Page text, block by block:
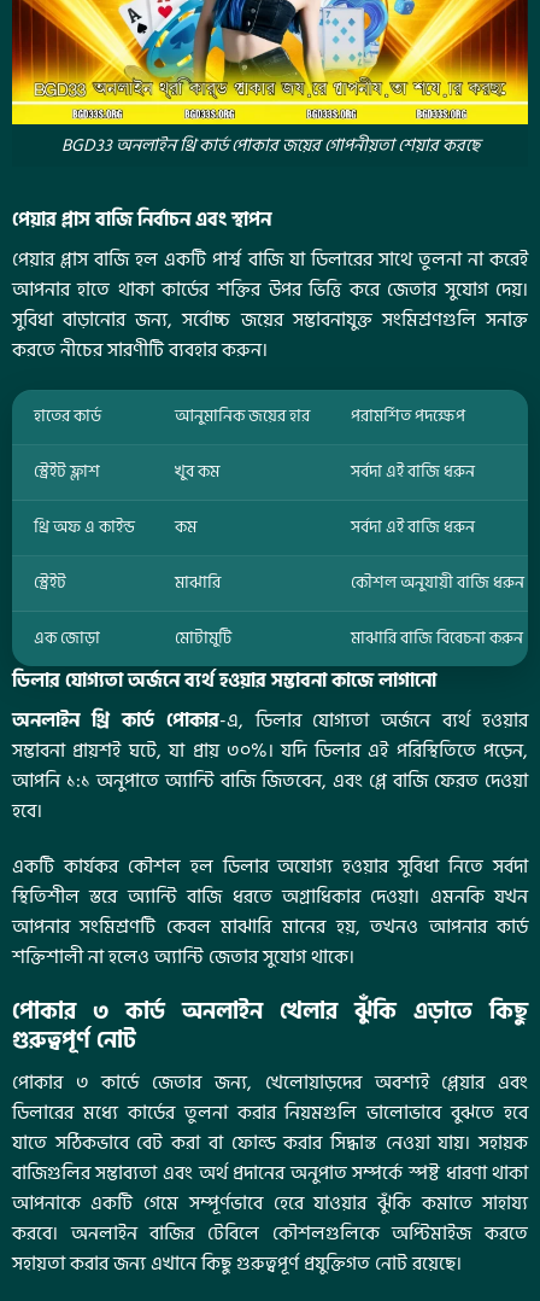
BGD33 অনলাইন থ্রি কার্ড পোকার জয়ের গোপনীয়তা শেয়ার করছে
পেয়ার প্লাস বাজি নির্বাচন এবং স্থাপন
পেয়ার প্লাস বাজি হল একটি পার্শ্ব বাজি যা ডিলারের সাথে তুলনা না করেই
আপনার হাতে থাকা কার্ডের শক্তির উপর ভিত্তি করে জেতার সুযোগ দেয়।
সুবিধা বাড়ানোর জন্য, সর্বোচ্চ জয়ের সম্ভাবনাযুক্ত সংমিশ্রণগুলি সনাক্ত
করতে নীচের সারণীটি ব্যবহার করুন।
হাতের কার্ড আনুমানিক জয়ের হার পরামর্শিত পদক্ষেপ
স্ট্রেইট ফ্লাশ খুব কম সর্বদা এই বাজি ধরুন
থ্রি অফ এ কাইন্ড কম সর্বদা এই বাজি ধরুন
স্ট্রেইট মাঝারি কৌশল অনুযায়ী বাজি ধরুন
এক জোড়া মোটামুটি মাঝারি বাজি বিবেচনা করুন
ডিলার যোগ্যতা অর্জনে ব্যর্থ হওয়ার সম্ভাবনা কাজে লাগানো
অনলাইন থ্রি কার্ড পোকার-এ, ডিলার যোগ্যতা অর্জনে ব্যর্থ হওয়ার
সম্ভাবনা প্রায়শই ঘটে, যা প্রায় ৩০%। যদি ডিলার এই পরিস্থিতিতে পড়েন,
আপনি ১:১ অনুপাতে অ্যান্টি বাজি জিতবেন, এবং প্লে বাজি ফেরত দেওয়া
হবে।
একটি কার্যকর কৌশল হল ডিলার অযোগ্য হওয়ার সুবিধা নিতে সর্বদা
স্থিতিশীল স্তরে অ্যান্টি বাজি ধরতে অগ্রাধিকার দেওয়া। এমনকি যখন
আপনার সংমিশ্রণটি কেবল মাঝারি মানের হয়, তখনও আপনার কার্ড
শক্তিশালী না হলেও অ্যান্টি জেতার সুযোগ থাকে।
পোকার ৩ কার্ড অনলাইন খেলার ঝুঁকি এড়াতে কিছু
গুরুত্বপূর্ণ নোট
পোকার ৩ কার্ডে জেতার জন্য, খেলোয়াড়দের অবশ্যই প্লেয়ার এবং
ডিলারের মধ্যে কার্ডের তুলনা করার নিয়মগুলি ভালোভাবে বুঝতে হবে
যাতে সঠিকভাবে বেট করা বা ফোল্ড করার সিদ্ধান্ত নেওয়া যায়। সহায়ক
বাজিগুলির সম্ভাব্যতা এবং অর্থ প্রদানের অনুপাত সম্পর্কে স্পষ্ট ধারণা থাকা
আপনাকে একটি গেমে সম্পূর্ণভাবে হেরে যাওয়ার ঝুঁকি কমাতে সাহায্য
করবে। অনলাইন বাজির টেবিলে কৌশলগুলিকে অপ্টিমাইজ করতে
সহায়তা করার জন্য এখানে কিছু গুরুত্বপূর্ণ প্রযুক্তিগত নোট রয়েছে।